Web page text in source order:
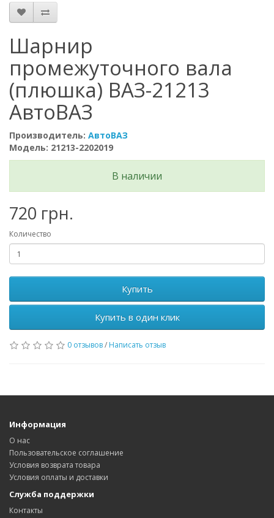
Шарнир
промежуточного вала
(плюшка) ВАЗ-21213
АвтоВАЗ
Производитель: АвтоВАЗ
Модель: 21213-2202019
В наличии
720 грн.
Количество
Купить
Купить в один клик
0 отзывов/ Написать отзыв
Информация
О нас
Пользовательское соглашение
Условия возврата товара
Условия оплаты и доставки
Служба поддержки
Контакты